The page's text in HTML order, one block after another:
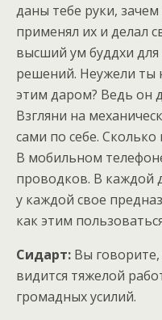
даны тебе руки,
применял их и делал
высший ум буддхи
решений. Неужели ты
этим даром? Ведь он
Взгляни на
сами по себе.
В мобильном
проводков. В каждой
у каждой свое
как этим
Сидарт: Вы
видится тяжелой
громадных усилий.